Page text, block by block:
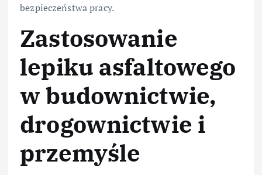
bezpieczeństwa pracy.
Zastosowanie
lepiku asfaltowego
w budownictwie,
drogownictwie i
przemyśle